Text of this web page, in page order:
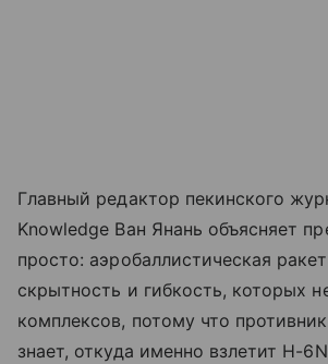
Главный редактор пекинского
Knowledge Ван Янань объясняет
просто: аэробаллистическая
скрытность и гибкость, которых
комплексов, потому что
знает, откуда именно взлетит H-